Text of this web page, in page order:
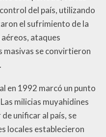
del país, utilizando
el sufrimiento de la
ataques
masivas se convirtieron
en 1992 marcó un punto
milicias muyahidines
unificar al país, se
locales establecieron